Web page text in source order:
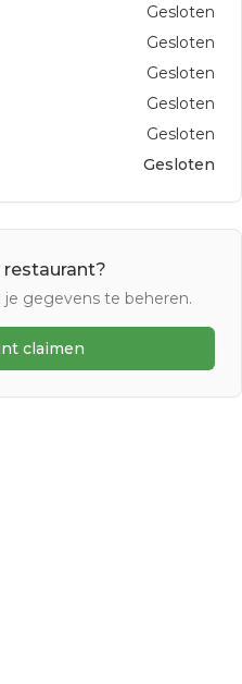
Gesloten
Gesloten
Gesloten
Gesloten
Gesloten
Gesloten
restaurant?
gegevens te beheren.
claimen